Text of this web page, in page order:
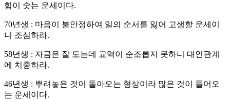
힘이 솟는 운세이다.
70년생 : 마음이 불안정하여 일의 순서를 잃어 고생할 운세이
니 조심하라.
58년생 : 자금은 잘 도는데 교역이 순조롭지 못하니 대인관계
에 치중하라.
46년생 : 뿌려놓은 것이 돌아오는 형상이라 많은 것이 들어오
는 운세이다.